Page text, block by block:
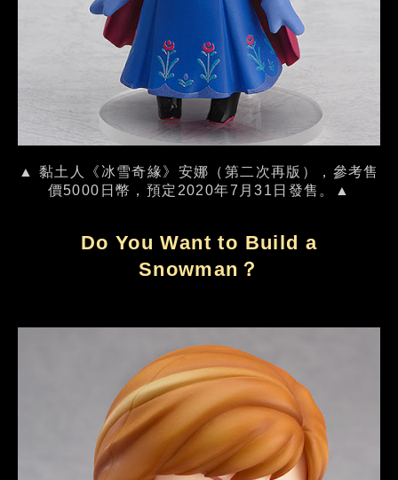
▲ 黏土人《冰雪奇緣》安娜（第二次再版），參考售
價5000日幣，預定2020年7月31日發售。▲
Do You Want to Build a
Snowman？